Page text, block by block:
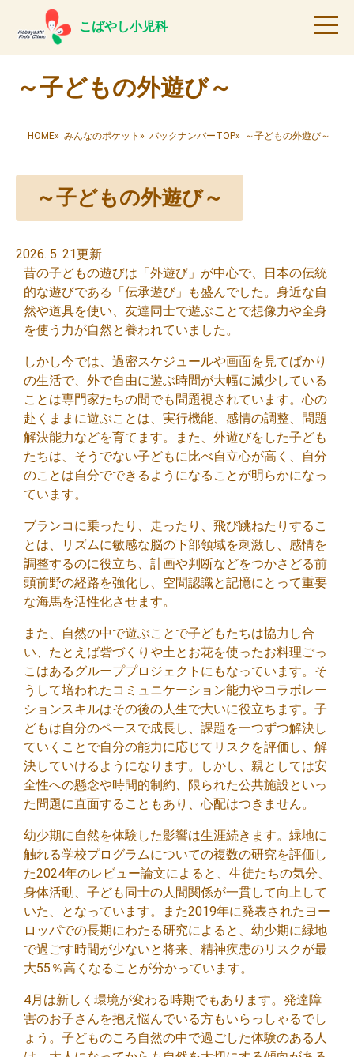
こばやし小児科
～子どもの外遊び～
HOME» みんなのポケット » バックナンバーTOP» ～子どもの外遊び～
～子どもの外遊び～
2026. 5. 21更新
昔の子どもの遊びは「外遊び」が中心で、日本の伝統
的な遊びである「伝承遊び」も盛んでした。身近な自
然や道具を使い、友達同士で遊ぶことで想像力や全身
を使う力が自然と養われていました。
しかし今では、過密スケジュールや画面を見てばかり
の生活で、外で自由に遊ぶ時間が大幅に減少している
ことは専門家たちの間でも問題視されています。心の
赴くままに遊ぶことは、実行機能、感情の調整、問題
解決能力などを育てます。また、外遊びをした子ども
たちは、そうでない子どもに比べ自立心が高く、自分
のことは自分でできるようになることが明らかになっ
ています。
ブランコに乗ったり、走ったり、飛び跳ねたりするこ
とは、リズムに敏感な脳の下部領域を刺激し、感情を
調整するのに役立ち、計画や判断などをつかさどる前
頭前野の経路を強化し、空間認識と記憶にとって重要
な海馬を活性化させます。
また、自然の中で遊ぶことで子どもたちは協力し合
い、たとえば砦づくりや土とお花を使ったお料理ごっ
こはあるグループプロジェクトにもなっています。そ
うして培われたコミュニケーション能力やコラボレー
ションスキルはその後の人生で大いに役立ちます。子
どもは自分のペースで成長し、課題を一つずつ解決し
ていくことで自分の能力に応じてリスクを評価し、解
決していけるようになります。しかし、親としては安
全性への懸念や時間的制約、限られた公共施設といっ
た問題に直面することもあり、心配はつきません。
幼少期に自然を体験した影響は生涯続きます。緑地に
触れる学校プログラムについての複数の研究を評価し
た2024年のレビュー論文によると、生徒たちの気分、
身体活動、子ども同士の人間関係が一貫して向上して
いた、となっています。また2019年に発表されたヨー
ロッパでの長期にわたる研究によると、幼少期に緑地
で過ごす時間が少ないと将来、精神疾患のリスクが最
大55％高くなることが分かっています。
4月は新しく環境が変わる時期でもあります。発達障
害のお子さんを抱え悩んでいる方もいらっしゃるでし
ょう。子どものころ自然の中で過ごした体験のある人